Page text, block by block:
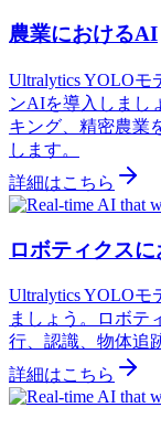
農業におけるAI
Ultralytics YOLOモ
ンAIを導入しまし
キング、精密農業
します。
詳細はこちら
ロボティクス
Ultralytics YOLOモ
ましょう。ロボテ
行、認識、物体追
詳細はこちら